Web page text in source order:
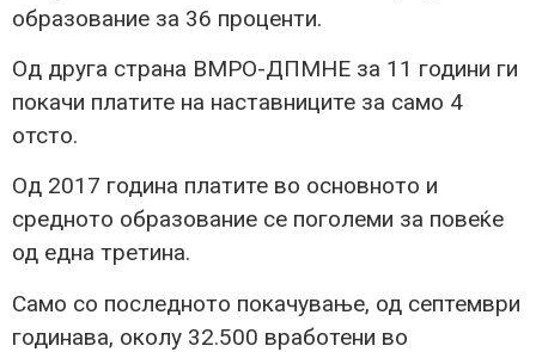
образование за 36 проценти.
Од друга страна ВМРО-ДПМНЕ за 11 години ги
покачи платите на наставниците за само 4
отсто.
Од 2017 година платите во основното и
средното образование се поголеми за повеќе
од една третина.
Само со последното покачување, од септември
годинава, околу 32.500 вработени во